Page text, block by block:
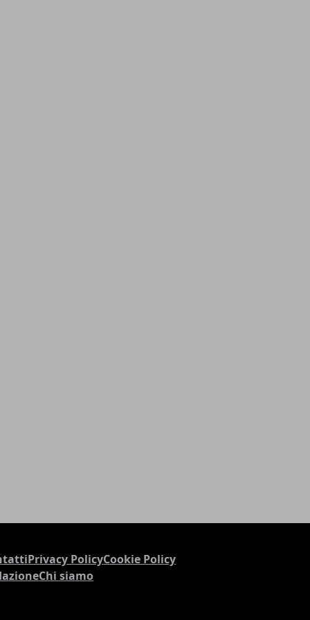
Privacy PolicyCookie Policy
Chi siamo